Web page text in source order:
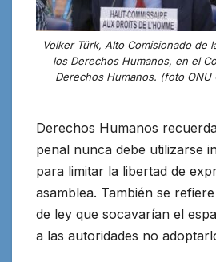
Volker Türk, Alto Comisionado de
los Derechos Humanos, en el
Derechos Humanos. (foto ONU
Derechos Humanos
penal nunca debe utilizarse
para limitar la libertad de
asamblea. También se
de ley que socavarían el
a las autoridades no